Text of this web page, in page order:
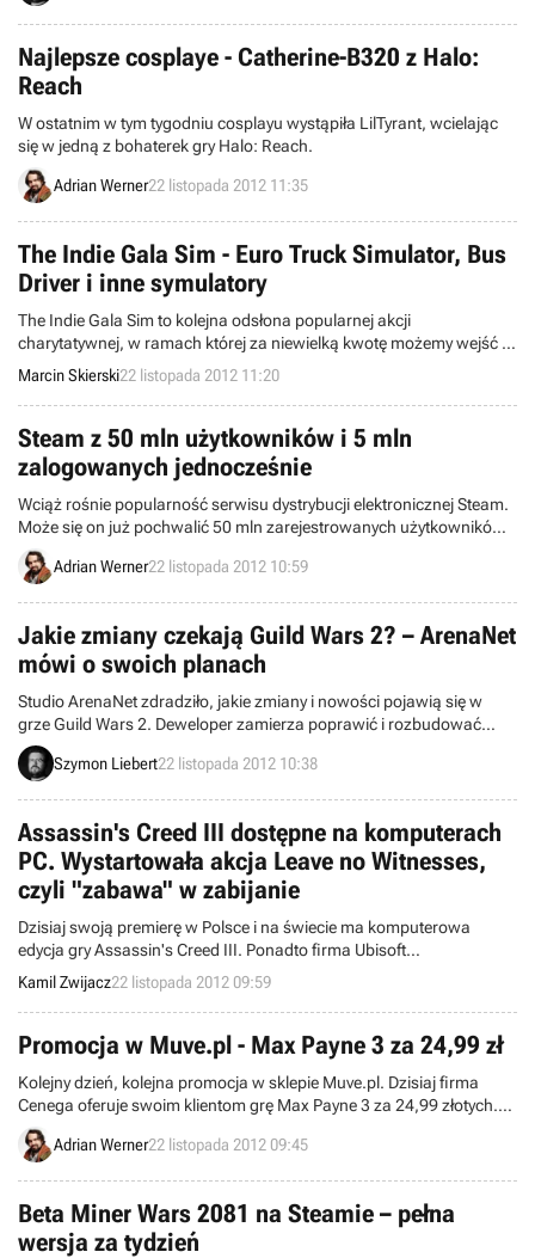
Najlepsze cosplaye - Catherine-B320 z Halo:
Reach
W ostatnim w tym tygodniu cosplayu wystąpiła LilTyrant, wcielając
się w jedną z bohaterek gry Halo: Reach.
Adrian Werner22 listopada 2012 11:35
The Indie Gala Sim - Euro Truck Simulator, Bus
Driver i inne symulatory
The Indie Gala Sim to kolejna odsłona popularnej akcji
charytatywnej, w ramach której za niewielką kwotę możemy wejść w
posiadanie kilku gier na PC. W tym przypadku organizatorzy
zdecydowali się na udostępnienie takich tytułów jak Euro Truck
Simulator, Bus Driver, czy Police Simulator.
Marcin Skierski22 listopada 2012 11:20
Steam z 50 mln użytkowników i 5 mln
zalogowanych jednocześnie
Wciąż rośnie popularność serwisu dystrybucji elektronicznej Steam.
Może się on już pochwalić 50 mln zarejestrowanych użytkowników,
z których aż 5 mln bawi się jednocześnie każdego dnia. Dobry start
zaliczyła też beta trybu Big Picture.
Adrian Werner22 listopada 2012 10:59
Jakie zmiany czekają Guild Wars 2? – ArenaNet
mówi o swoich planach
Studio ArenaNet zdradziło, jakie zmiany i nowości pojawią się w
grze Guild Wars 2. Deweloper zamierza poprawić i rozbudować
podziemia, urozmaicić katalog potworów oraz rozwinąć tryby PvP.
Szymon Liebert22 listopada 2012 10:38
Assassin's Creed III dostępne na komputerach
PC. Wystartowała akcja Leave no Witnesses,
czyli "zabawa" w zabijanie
Dzisiaj swoją premierę w Polsce i na świecie ma komputerowa
edycja gry Assassin's Creed III. Ponadto firma Ubisoft
zorganizowała event polegający na zabijaniu przeciwników w
trzeciej części przygód Desmonda Milesa.
Kamil Zwijacz22 listopada 2012 09:59
Promocja w Muve.pl - Max Payne 3 za 24,99 zł
Kolejny dzień, kolejna promocja w sklepie Muve.pl. Dzisiaj firma
Cenega oferuje swoim klientom grę Max Payne 3 za 24,99 złotych.
Oferta obejmuje tylko edycję cyfrową.
Adrian Werner22 listopada 2012 09:45
Beta Miner Wars 2081 na Steamie – pełna
wersja za tydzień